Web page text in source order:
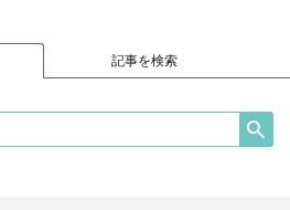
記事を検索